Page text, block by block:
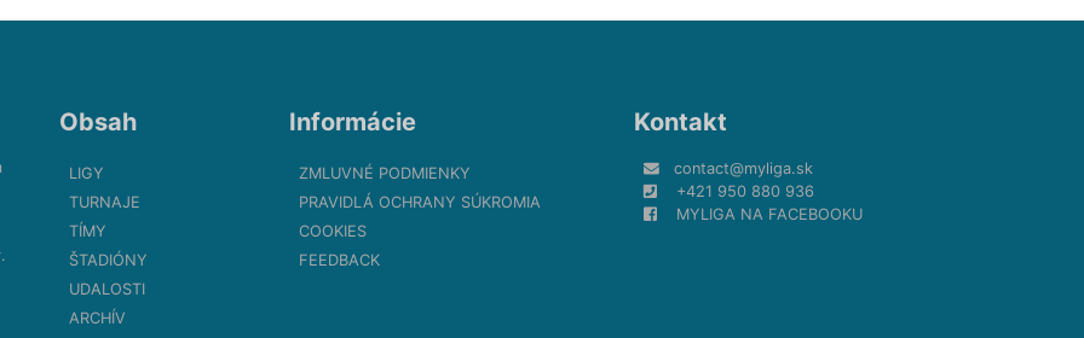
Obsah
LIGY
TURNAJE
TÍMY
ŠTADIÓNY
UDALOSTI
ARCHÍV
Informácie
ZMLUVNÉ PODMIENKY
PRAVIDLÁ OCHRANY SÚKROMIA
COOKIES
FEEDBACK
Kontakt
contact@myliga.sk
+421 950 880 936
MYLIGA NA FACEBOOKU